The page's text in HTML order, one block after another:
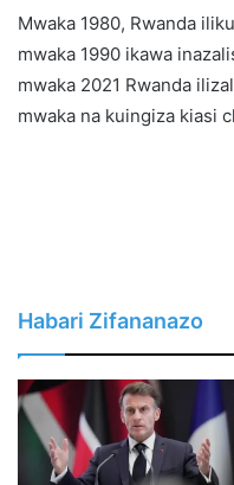
Mwaka 1980, Rwanda
mwaka 1990 ikawa
mwaka 2021 Rwanda
mwaka na kuingiza kiasi
Habari Zifananazo